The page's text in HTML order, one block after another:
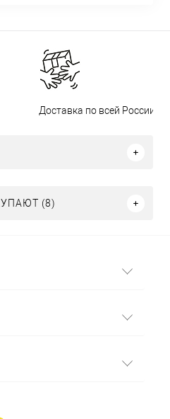
Доставка по всей России
(8)